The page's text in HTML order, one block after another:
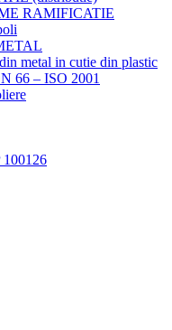
RAMIFICATIE
metal in cutie din plastic
66 – ISO 2001